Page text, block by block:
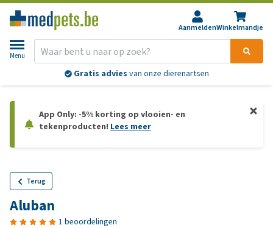
AanmeldenWinkelmandje
Menu
Gratis advies van onze dierenartsen
App Only: -5% korting op vlooien- en
tekenproducten! Lees meer
Terug
Aluban
1 beoordelingen